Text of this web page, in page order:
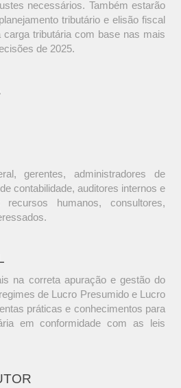
necessários. Também estarão
tributário e elisão fiscal
tributária com base nas mais
de 2025.
gerentes, administradores de
contabilidade, auditores internos e
humanos, consultores,
na correta apuração e gestão do
de Lucro Presumido e Lucro
práticas e conhecimentos para
em conformidade com as leis